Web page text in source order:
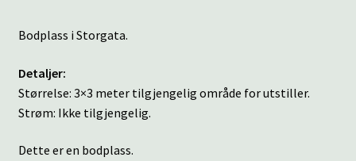
Bodplass i Storgata.
Detaljer:
Størrelse: 3×3 meter tilgjengelig område for utstiller.
Strøm: Ikke tilgjengelig.
Dette er en bodplass.